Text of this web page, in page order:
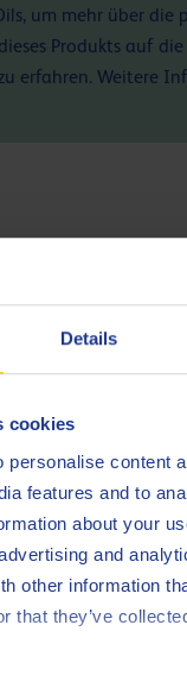
Details
cookies
personalise content
features and to
about your
and
other information
that they’ve
um mehr über die
Produkts auf
erfahren. Weitere
bezüglich
und
verfügt über ein
ist frei von Chlor,
und sekundären
TRGS 611.
und die
milde pH-Wert für
und der reduzierte
die